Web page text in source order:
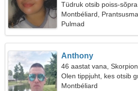
Tüdruk otsib poiss-
Montbéliard,
Pulmad
Anthony
46 aastat vana, Skorpion
Olen tippjuht, kes otsib
Montbéliard